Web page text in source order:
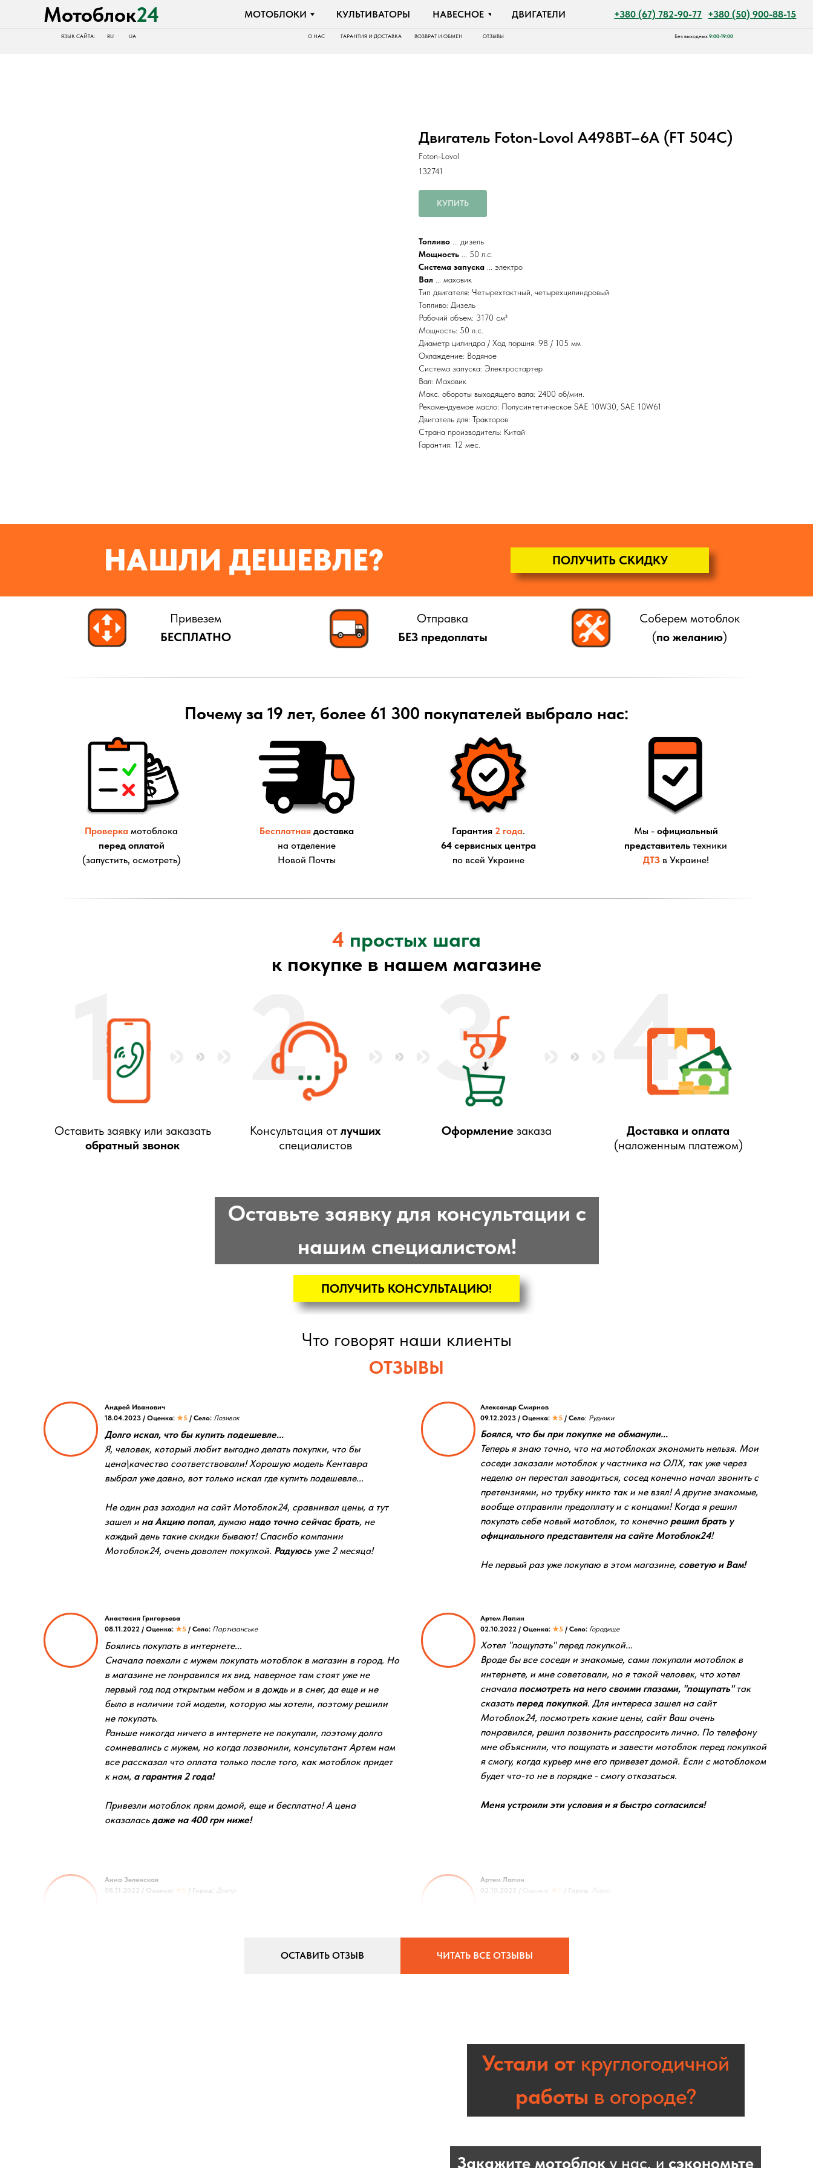
Мотоблок24 +380 (67) 782-90-77 +380 (50) 900-88-15
МОТОБЛОКИ КУЛЬТИВАТОРЫ НАВЕСНОЕ ДВИГАТЕЛИ
Двигатель Foton-Lovol A498BT–6A (FT 504C)
Foton-Lovol
132741
КУПИТЬ
Топливо ... дизель
Мощность ... 50 л.с.
Система запуска ... электро
Вал ... маховик
Тип двигателя: Четырехтактный, четырехцилиндровый
Топливо: Дизель
Рабочий объем: 3170 см³
Мощность: 50 л.с.
Диаметр цилиндра / Ход поршня: 98 / 105 мм
Охлаждение: Водяное
Система запуска: Электростартер
Вал: Маховик
Макс. обороты выходящего вала: 2400 об/мин.
Рекомендуемое масло: Полусинтетическое SAE 10W30, SAE 10W61
Двигатель для: Тракторов
Страна производитель: Китай
Гарантия: 12 мес.
НАШЛИ ДЕШЕВЛЕ? ПОЛУЧИТЬ СКИДКУ
Отправка
БЕЗ предоплаты
Привезем
БЕСПЛАТНО
Соберем мотоблок
(по желанию)
Почему за 19 лет, более 61 300 покупателей выбрало нас:
Проверка мотоблока
перед оплатой
(запустить, осмотреть)
Гарантия 2 года.
64 сервисных центра
по всей Украине
Бесплатная доставка
на отделение
Новой Почты
Мы - официальный
представитель техники
ДТЗ в Украине!
1 4
3
2
Оставить заявку или заказать
обратный звонок
Консультация от лучших
специалистов
Оформление заказа
Доставка и оплата
(наложенным платежом)
4 простых шага
к покупке в нашем магазине
ПОЛУЧИТЬ КОНСУЛЬТАЦИЮ!
Оставьте заявку для консультации с
нашим специалистом!
Что говорят наши клиенты
ОТЗЫВЫ
Хотел "пощупать" перед покупкой...
Вроде бы все соседи и знакомые, сами покупали мотоблок в
интернете, и мне советовали, но я такой человек, что хотел
сначала посмотреть на него своими глазами, "пощупать"так
сказать перед покупкой. Для интереса зашел на сайт
Мотоблок24, посмотреть какие цены, сайт Ваш очень
понравился, решил позвонить расспросить лично. По телефону
мне объяснили, что пощупать и завести мотоблок перед покупкой
я смогу, когда курьер мне его привезет домой. Если с мотоблоком
будет что-то не в порядке - смогу отказаться.
Меня устроили эти условия и я быстро согласился!
Артем Лапин
02.10.2022 / Оценка: ★5 / Село: Городище
Боялся, что бы при покупке не обманули...
Теперь я знаю точно, что на мотоблоках экономить нельзя. Мои
соседи заказали мотоблок у частника на ОЛХ, так уже через
неделю он перестал заводиться, сосед конечно начал звонить с
претензиями, но трубку никто так и не взял! А другие знакомые,
вообще отправили предоплату и с концами! Когда я решил
покупать себе новый мотоблок, то конечно решил брать у
официального представителя на сайте Мотоблок24!
Не первый раз уже покупаю в этом магазине, советую и Вам!
Александр Смирнов
09.12.2023 / Оценка: ★5 / Село: Рудники
Боялись покупать в интернете...
Сначала поехали с мужем покупать мотоблок в магазин в город. Но
в магазине не понравился их вид, наверное там стоят уже не
первый год под открытым небом и в дождь и в снег, да еще и не
было в наличии той модели, которую мы хотели, поэтому решили
не покупать.
Раньше никогда ничего в интернете не покупали, поэтому долго
сомневались с мужем, но когда позвонили, консультант Артем нам
все рассказал что оплата только после того, как мотоблок придет
к нам, а гарантия 2 года!
Привезли мотоблок прям домой, еще и бесплатно! А цена
оказаласьдаже на 400 грн ниже!
Анастасия Григорьева
08.11.2022 / Оценка: ★5 / Село: Партизанське
Артем Лапин
02.10.2022 / Оценка: ★5 / Город Ровно
Анна Зеленская
08.11.2022 / Оценка: ★5 / Город: Днепр
Долго искал, что бы купить подешевле...
Я, человек, который любит выгодно делать покупки, что бы
цена\качество соответствовали! Хорошую модель Кентавра
выбрал уже давно, вот только искал где купить подешевле...
Не один раз заходил на сайт Мотоблок24, сравнивал цены, а тут
зашел и на Акцию попал, думаю надо точно сейчас брать, не
каждый день такие скидки бывают! Спасибо компании
Мотоблок24, очень доволен покупкой. Радуюсь уже 2 месяца!
Андрей Иванович
18.04.2023 / Оценка: ★5 / Село: Лозивок
ОСТАВИТЬ ОТЗЫВ ЧИТАТЬ ВСЕ ОТЗЫВЫ
Закажите мотоблок у нас, и сэкономьте
Устали от круглогодичной
работы в огороде?